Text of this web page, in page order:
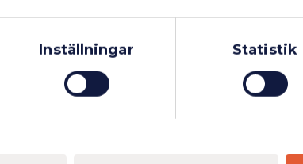
Inställningar Statistik